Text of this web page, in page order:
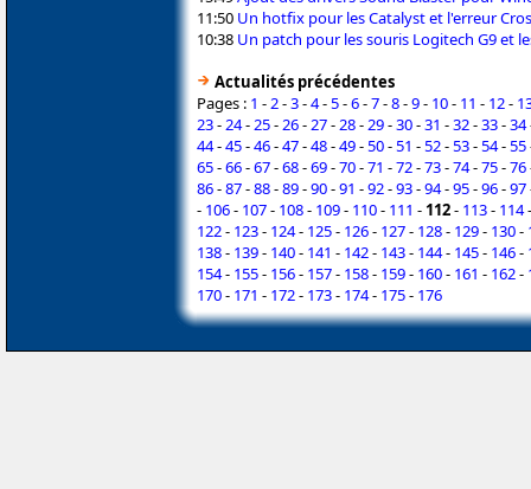
11:50 Un hotfix pour les Catalyst et l'erreur
10:38 Un patch pour les souris Logitech G9 et
Actualités précédentes
Pages : 1 - 2-3-4-5-6-7-8-9- 10- 11 - 12-
23- 24- 25- 26- 27- 28- 29-30-31 -32-33-34
44-45-46-47-48-49-50-51 -52-53-54-55
65-66-67-68-69-70-71 -72-73-74-75-76
86-87-88-89-90-91 -92-93-94-95-96-97
- 106- 107- 108- 109- 110- 111 - 112- 113- 114
122- 123- 124- 125- 126- 127- 128- 129- 130-
138- 139- 140- 141 - 142- 143- 144- 145- 146-
154- 155- 156- 157- 158- 159- 160- 161 - 162-
170- 171 - 172- 173- 174- 175- 176